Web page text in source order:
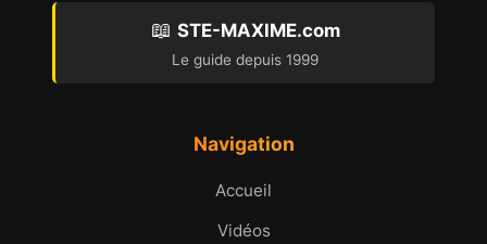
📖 STE-MAXIME.com
Le guide depuis 1999
Navigation
Accueil
Vidéos